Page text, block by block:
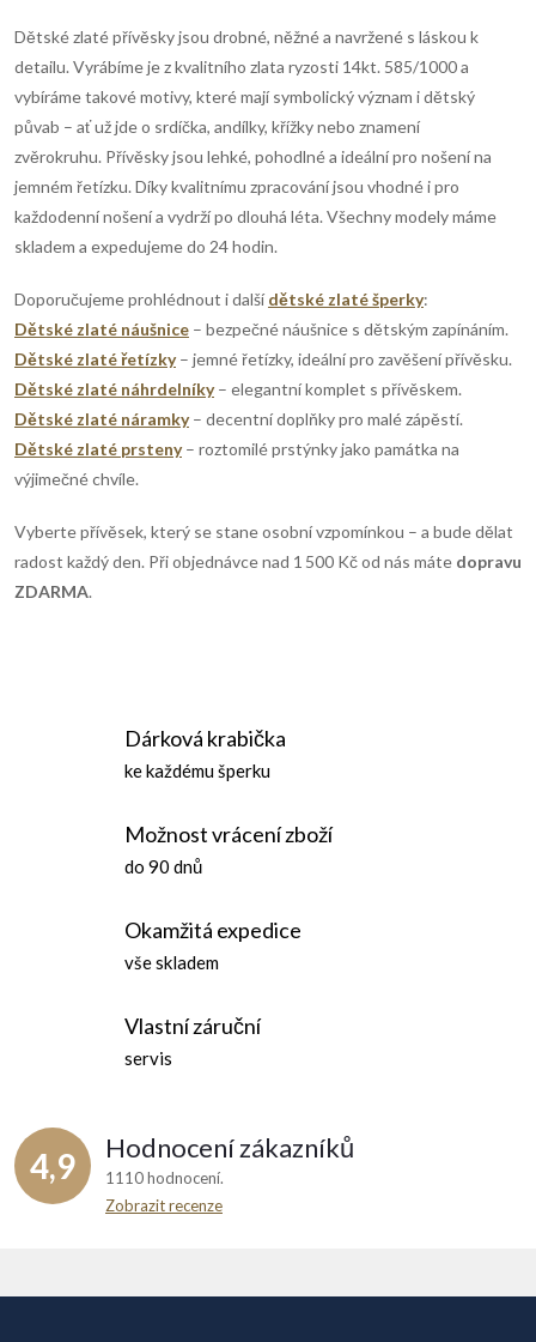
d
a
c
í
p
r
v
k
y
v
p
i
á
n
k
o
v
á
n
Dětské zlaté přívěsky jsou drobné, něžné a navržené s láskou k
detailu. Vyrábíme je z kvalitního zlata ryzosti 14kt. 585/1000 a
vybíráme takové motivy, které mají symbolický význam i dětský
půvab – ať už jde o srdíčka, andílky, křížky nebo znamení
zvěrokruhu. Přívěsky jsou lehké, pohodlné a ideální pro nošení na
jemném řetízku. Díky kvalitnímu zpracování jsou vhodné i pro
každodenní nošení a vydrží po dlouhá léta. Všechny modely máme
skladem a expedujeme do 24 hodin.
Doporučujeme prohlédnout i další dětské zlaté šperky:
Dětské zlaté náušnice – bezpečné náušnice s dětským zapínáním.
Dětské zlaté řetízky– jemné řetízky, ideální pro zavěšení přívěsku.
Dětské zlaté náhrdelníky– elegantní komplet s přívěskem.
Dětské zlaté náramky– decentní doplňky pro malé zápěstí.
Dětské zlaté prsteny– roztomilé prstýnky jako památka na
výjimečné chvíle.
Vyberte přívěsek, který se stane osobní vzpomínkou – a bude dělat
radost každý den. Při objednávce nad 1 500 Kč od nás máte dopravu
ZDARMA.
Dárková krabička
ke každému šperku
Možnost vrácení zboží
do 90 dnů
Okamžitá expedice
vše skladem
Vlastní záruční
servis
4,9 Hodnocení zákazníků
1110 hodnocení
Zobrazit recenze